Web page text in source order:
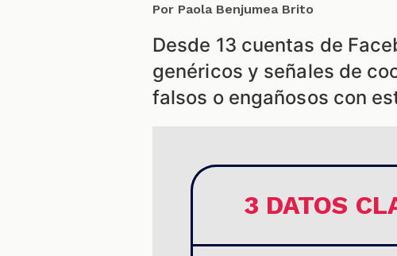
Por Paola Benjumea Brito
Desde 13 cuentas de
genéricos y señales de
falsos o engañosos con
3 DATOS